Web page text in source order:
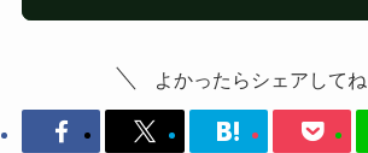
よかったらシェアしてね